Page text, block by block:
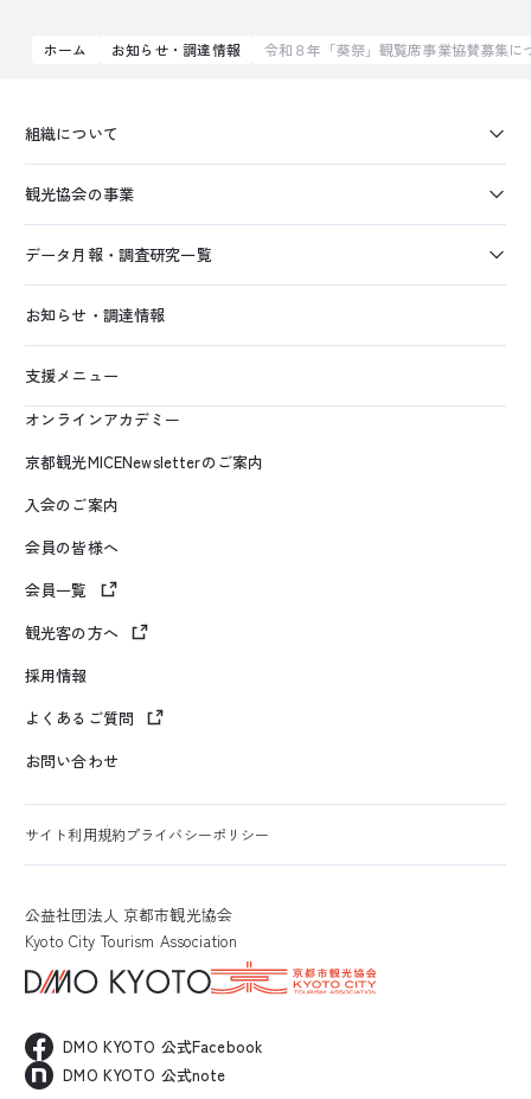
ホーム お知らせ・調達情報 令和８年「葵祭」観覧席事業協賛募集に
組織について
観光協会の事業
データ月報・調査研究一覧
お知らせ・調達情報
支援メニュー
オンラインアカデミー
京都観光MICENewsletterのご案内
入会のご案内
会員の皆様へ
会員一覧
観光客の方へ
採用情報
よくあるご質問
お問い合わせ
サイト利用規約プライバシーポリシー
公益社団法人 京都市観光協会
Kyoto City Tourism Association
DMO KYOTO 公式Facebook
DMO KYOTO 公式note